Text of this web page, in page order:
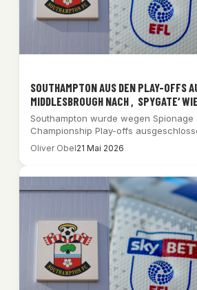
SOUTHAMPTON AUS DEN PLAY-OFFS
MIDDLESBROUGH NACH ‚SPYGATE‘
Southampton wurde wegen Spionage
Championship Play-offs
Middlesbrough für das Finale…
Oliver Obel21 Mai 2026